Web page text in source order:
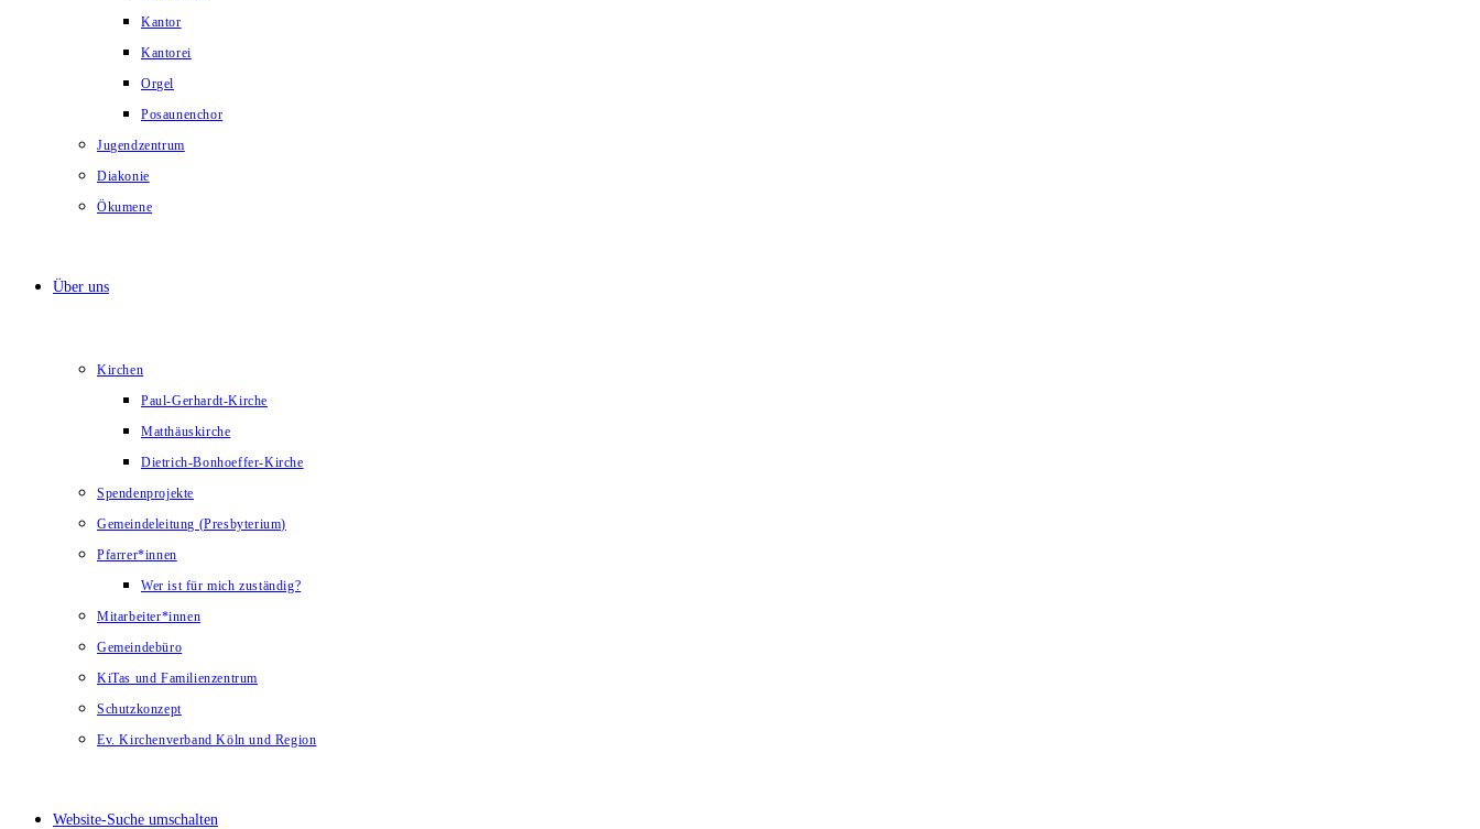
Kantor
Kantorei
Orgel
Posaunenchor
Jugendzentrum
Diakonie
Ökumene
Über uns
Kirchen
Paul-Gerhardt-Kirche
Matthäuskirche
Dietrich-Bonhoeffer-Kirche
Spendenprojekte
Gemeindeleitung (Presbyterium)
Pfarrer*innen
Wer ist für mich zuständig?
Mitarbeiter*innen
Gemeindebüro
KiTas und Familienzentrum
Schutzkonzept
Ev. Kirchenverband Köln und Region
Website-Suche umschalten